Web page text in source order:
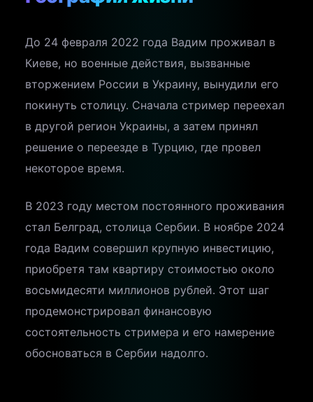
До 24 февраля 2022 года Вадим проживал в
Киеве, но военные действия, вызванные
вторжением России в Украину, вынудили его
покинуть столицу. Сначала стример переехал
в другой регион Украины, а затем принял
решение о переезде в Турцию, где провел
некоторое время.
В 2023 году местом постоянного проживания
стал Белград, столица Сербии. В ноябре 2024
года Вадим совершил крупную инвестицию,
приобретя там квартиру стоимостью около
восьмидесяти миллионов рублей. Этот шаг
продемонстрировал финансовую
состоятельность стримера и его намерение
обосноваться в Сербии надолго.